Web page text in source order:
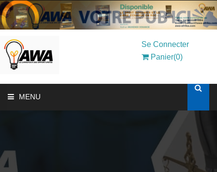
Se Connecter
Panier(0)
MENU
SOLUTIONS AUX ENTREPRISES